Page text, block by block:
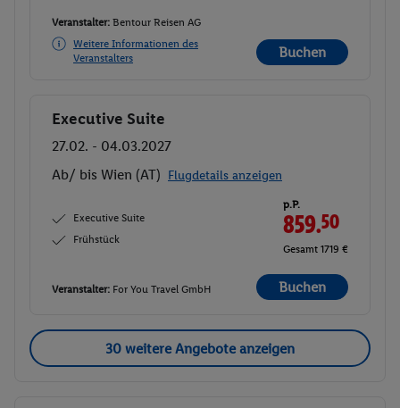
Veranstalter: Bentour Reisen AG
Weitere Informationen des
Veranstalters
Buchen
Buchen
Executive Suite
27.02. - 04.03.2027
Ab/ bis Wien (AT) Flugdetails anzeigen
Executive Suite
Frühstück
p.P.
859.50
Gesamt 1719 €
Veranstalter: For You Travel GmbH Buchen
30 weitere Angebote anzeigen